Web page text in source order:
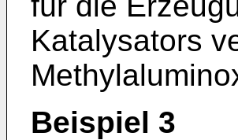
Katalysators
Beispiel 3